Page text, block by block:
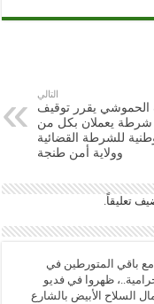
التالي
الحموشي يقرر توقيف
شرطة يعملان بكل من
للشرطة القضائية
وولاية أمن طنجة
تعليقاً.
باقي المتورطين في
ظهروا في فديو
السلاح الأبيض بالشارع